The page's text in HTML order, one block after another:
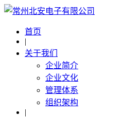
首页
|
关于我们
企业简介
企业文化
管理体系
组织架构
|